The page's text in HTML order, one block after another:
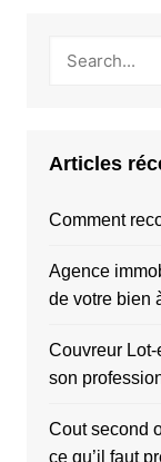
Articles
Comment
Agence
de votre bien
Couvreur
son
Cout second
ce qu’il faut